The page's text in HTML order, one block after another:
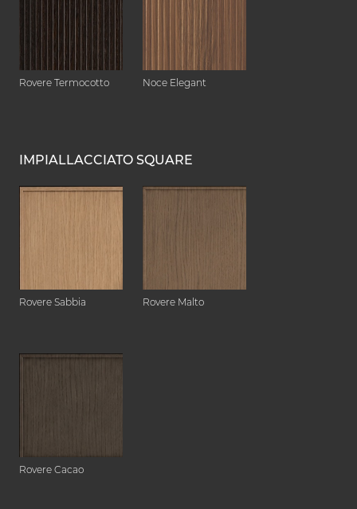
Rovere Termocotto Noce Elegant
IMPIALLACCIATO SQUARE
Rovere Sabbia Rovere Malto
Rovere Cacao